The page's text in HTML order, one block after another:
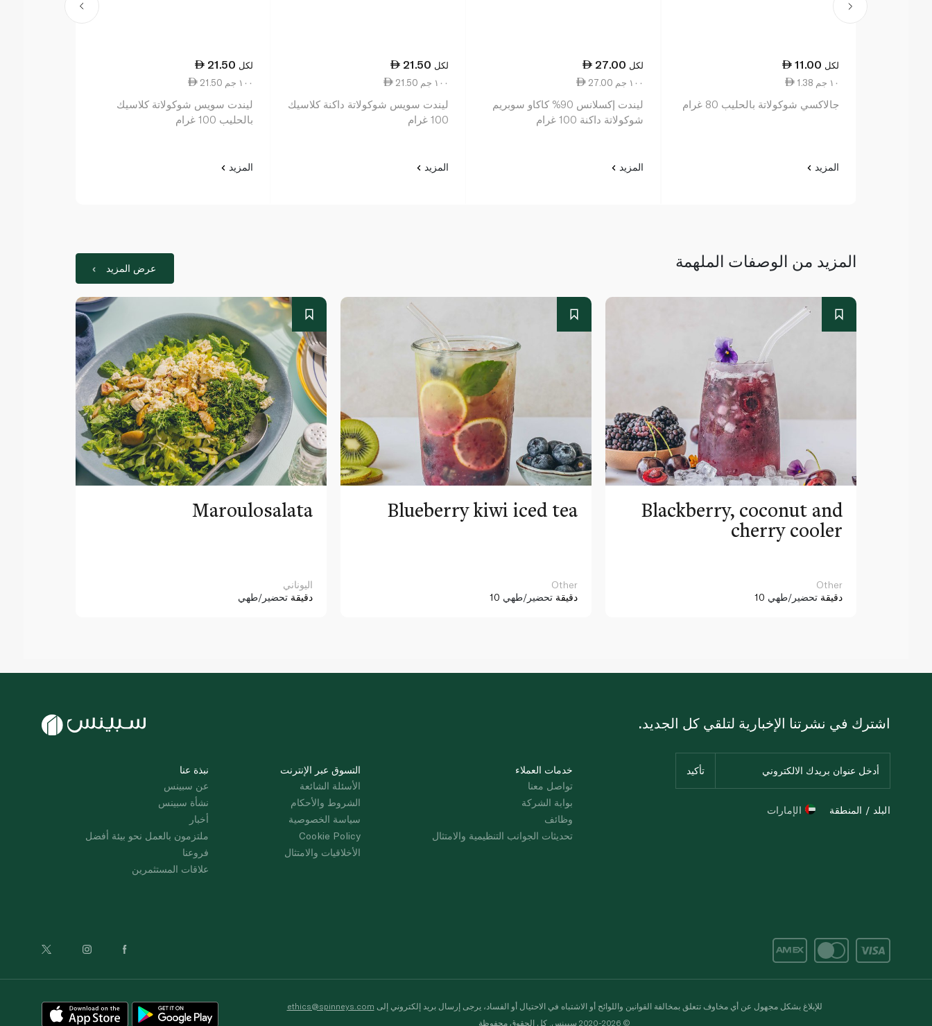
11.00 لكل
1.38 ١٠ جم
جالاكسي شوكولاتة بالحليب 80 غرام
المزيد
27.00 لكل
27.00 ١٠٠ جم
ليندت إكسلانس 90% كاكاو سوبريم
شوكولاتة داكنة 100 غرام
المزيد
21.50 لكل
21.50 ١٠٠ جم
ليندت سويس شوكولاتة داكنة كلاسيك
100 غرام
المزيد
21.50 لكل
21.50 ١٠٠ جم
ليندت سويس شوكولاتة كلاسيك
بالحليب 100 غرام
المزيد
المزيد من الوصفات الملهمة عرض المزيد
Maroulosalata
اليوناني
دقيقة تحضير/طهي
Blueberry kiwi iced tea
Other
10 دقيقة تحضير/طهي
Blackberry, coconut and
cherry cooler
Other
10 دقيقة تحضير/طهي
نبذة عنا
عن سبينس
نشأة سبينس
أخبار
ملتزمون بالعمل نحو بيئة أفضل
فروعنا
علاقات المستثمرين
التسوق عبر الإنترنت
الأسئلة الشائعة
الشروط والأحكام
سياسة الخصوصية
Cookie Policy
الأخلاقيات والامتثال
خدمات العملاء
تواصل معنا
بوابة الشركة
وظائف
تحديثات الجوانب التنظيمية والامتثال
اشترك في نشرتنا الإخبارية لتلقي كل الجديد.
البلد / المنطقة الإمارات
للإبلاغ بشكل مجهول عن أي مخاوف تتعلق بمخالفة القوانين واللوائح أو الاشتباه في الاحتيال أو الفساد، يرجى إرسال بريد إلكتروني إلى ethics@spinneys.com
© 2020-2026 سبينس. كل الحقوق محفوظة